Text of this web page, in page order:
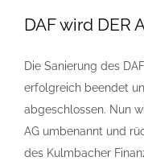
DAF wird DER
Die Sanierung des
erfolgreich beendet
abgeschlossen. Nun
AG umbenannt und
des Kulmbacher